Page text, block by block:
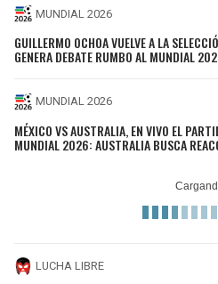
MUNDIAL 2026
GUILLERMO OCHOA VUELVE A LA
GENERA DEBATE RUMBO AL MUNDIAL
MUNDIAL 2026
MÉXICO VS AUSTRALIA, EN VIVO EL
MUNDIAL 2026: AUSTRALIA BUSCA
LUCHA LIBRE